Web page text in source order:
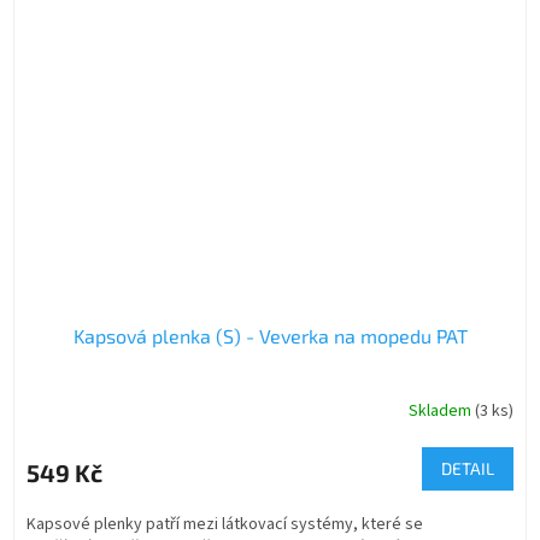
Kapsová plenka (S) - Veverka na mopedu PAT
Skladem (3 ks)
549 Kč DETAIL
Kapsové plenky patří mezi látkovací systémy, které se